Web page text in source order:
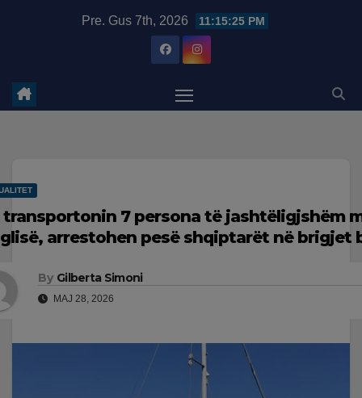
Pre. Gus 7th, 2026 11:15:26 PM
transportonin 7 persona të jashtëligjshëm
arrestohen pesë shqiptarët në brigjet
By Gilberta Simoni
MAJ 28, 2026